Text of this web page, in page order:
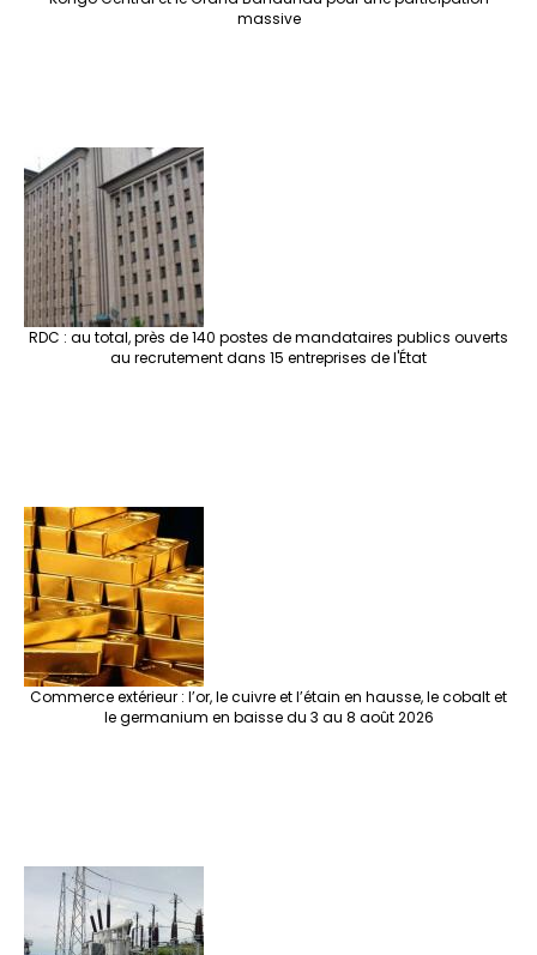
massive
RDC : au total, près de 140 postes de mandataires publics ouverts
au recrutement dans 15 entreprises de l'État
Commerce extérieur : l’or, le cuivre et l’étain en hausse, le cobalt et
le germanium en baisse du 3 au 8 août 2026